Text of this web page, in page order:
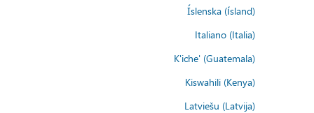
Íslenska (ísland)
Italiano (Italia)
K'iche' (Guatemala)
Kiswahili (Kenya)
Latviešu (Latvija)